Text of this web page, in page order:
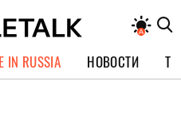
IN RUSSIA НОВОСТИ